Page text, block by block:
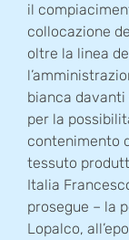
il
collocazione
oltre la linea
bianca davanti
per la
contenimento
tessuto
Italia
prosegue – la
Lopalco,